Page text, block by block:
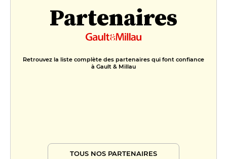
Partenaires
Retrouvez la liste complète des partenaires qui font confiance
à Gault & Millau
TOUS NOS PARTENAIRES